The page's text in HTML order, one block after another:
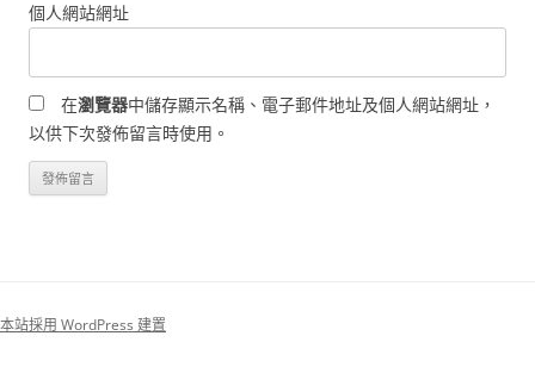
個人網站網址
在瀏覽器中儲存顯示名稱、電子郵件地址及個人網站網址，
以供下次發佈留言時使用。
本站採用 WordPress 建置